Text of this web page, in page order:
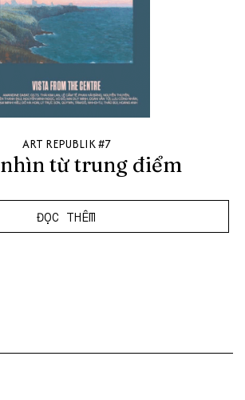
ART REPUBLIK #7
từ trung điểm
ĐỌC THÊM